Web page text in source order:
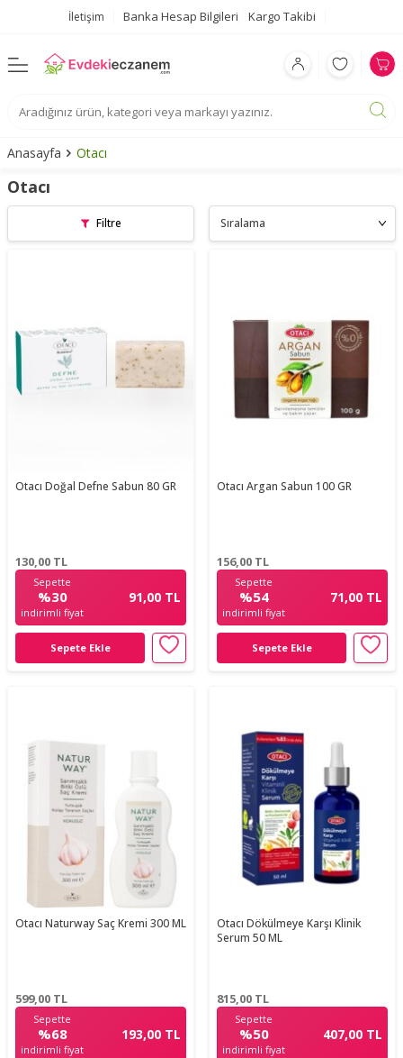
İletişim Banka Hesap Bilgileri Kargo Takibi
Anasayfa Otacı
Otacı
Filtre
Otacı Doğal Defne Sabun 80 GR
130,00 TL
Sepette
%30
indirimli fiyat
91,00 TL
Sepete Ekle
Otacı Argan Sabun 100 GR
156,00 TL
Sepette
%54
indirimli fiyat
71,00 TL
Sepete Ekle
Otacı Naturway Saç Kremi 300 ML
599,00 TL
Sepette
%68
indirimli fiyat
193,00 TL
Otacı Dökülmeye Karşı Klinik
Serum 50 ML
815,00 TL
Sepette
%50
indirimli fiyat
407,00 TL